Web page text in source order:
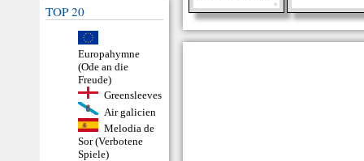
TOP 20
Europahymne
(Ode an die
Freude)
Greensleeves
Air galicien
Melodia de
Sor (Verbotene
Spiele)